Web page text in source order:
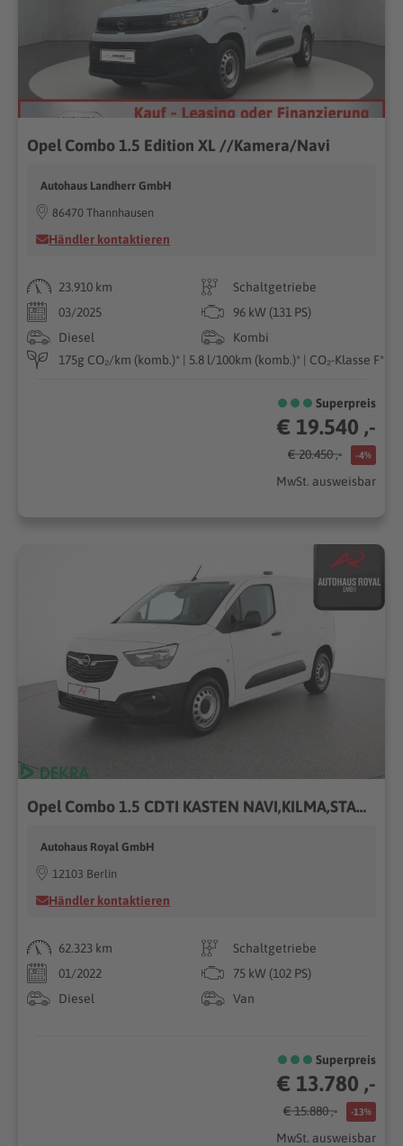
Opel Combo 1.5 Edition XL //Kamera/Navi
Autohaus Landherr GmbH
86470 Thannhausen
Händler kontaktieren
23.910 km
Schaltgetriebe
03/2025
96 kW (131 PS)
Diesel
Kombi
175g CO₂/km (komb.)* | 5.8 l/100km (komb.)* | CO₂-Klasse F*
Superpreis
€ 19.540 ,-
€ 20.450 ,- -4%
MwSt. ausweisbar
Opel Combo 1.5 CDTI KASTEN NAVI,KILMA,STANDHEIZUNG,SH
Autohaus Royal GmbH
12103 Berlin
Händler kontaktieren
62.323 km
Schaltgetriebe
01/2022
75 kW (102 PS)
Diesel
Van
Superpreis
€ 13.780 ,-
€ 15.880 ,- -13%
MwSt. ausweisbar